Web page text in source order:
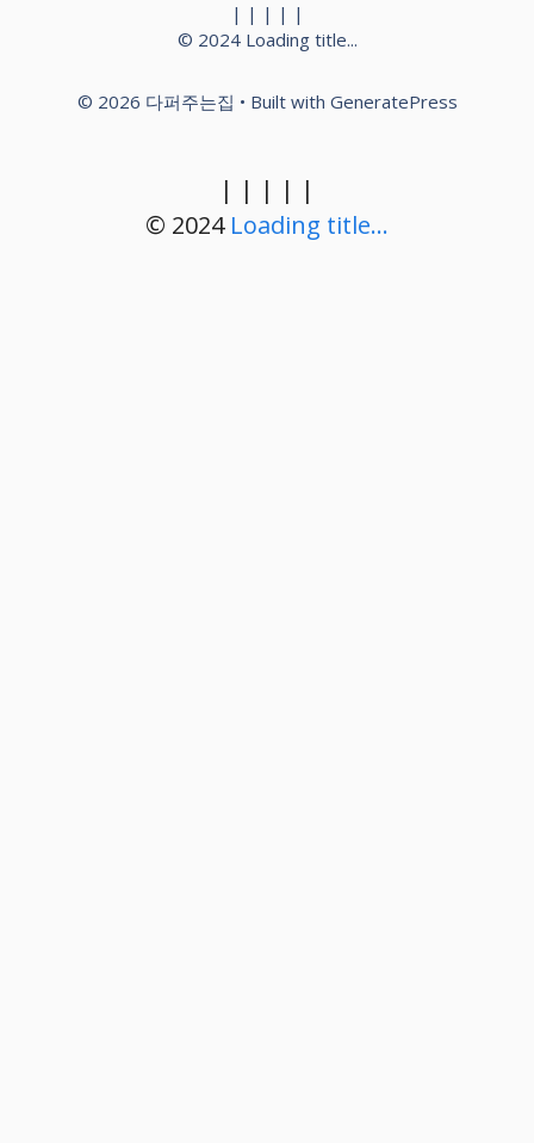
| | | | |
© 2024 Loading title...
© 2026 다퍼주는집 • Built with GeneratePress
| | | | |
© 2024 Loading title...